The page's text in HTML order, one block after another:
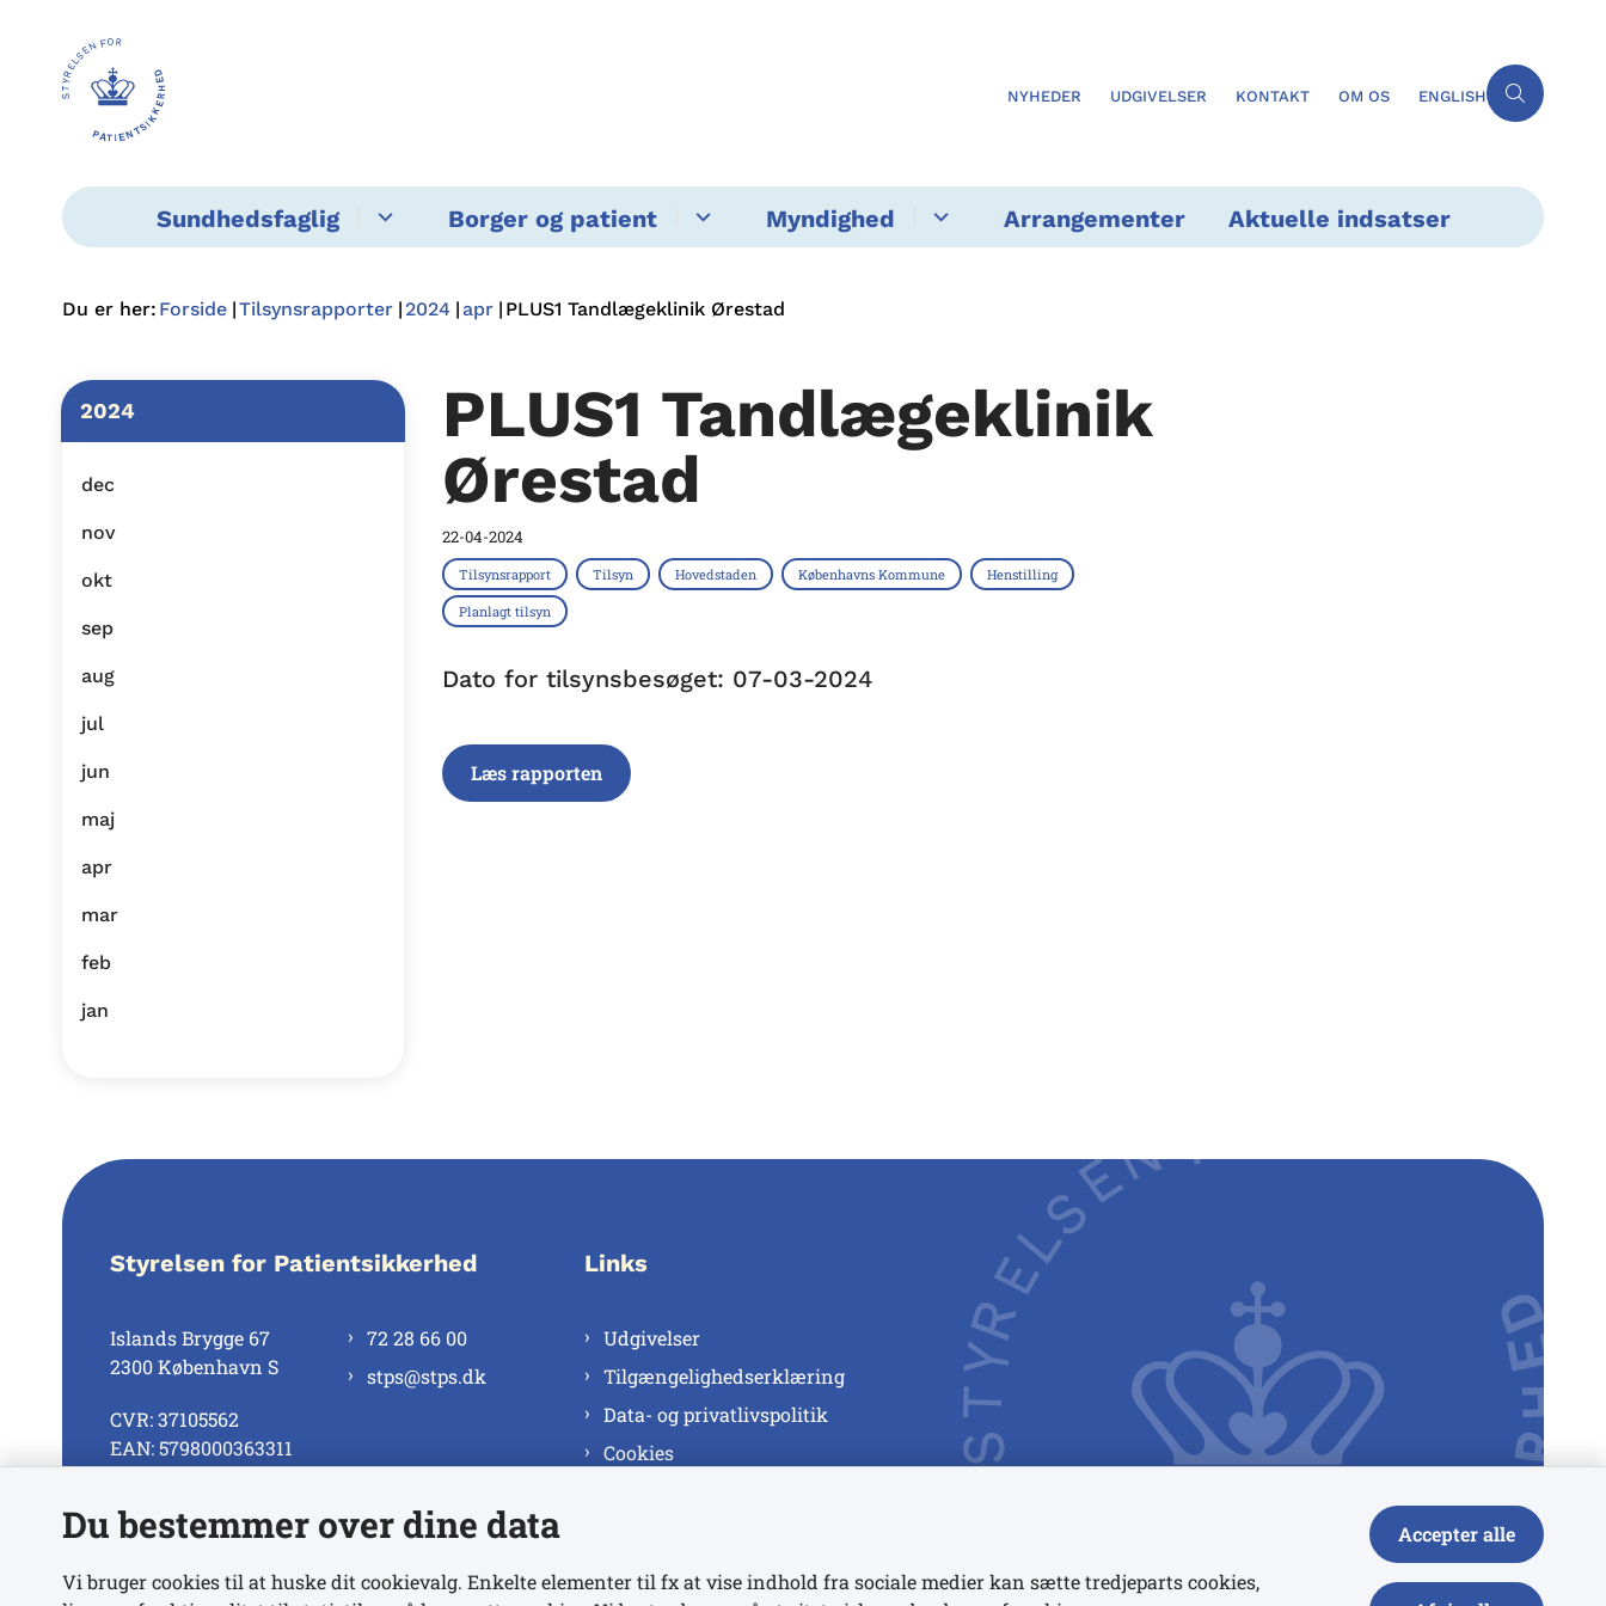
NYHEDER UDGIVELSER KONTAKT OM OS ENGLISH
Sundhedsfaglig Borger og patient Myndighed Arrangementer Aktuelle indsatser
Du er her: Forside Tilsynsrapporter 2024 apr PLUS1 Tandlægeklinik Ørestad
2024
dec
nov
okt
sep
aug
jul
jun
maj
apr
mar
feb
jan
PLUS1 Tandlægeklinik
Ørestad
22-04-2024
Tilsynsrapport Tilsyn Hovedstaden Københavns Kommune Henstilling
Planlagt tilsyn
Dato for tilsynsbesøget: 07-03-2024
Læs rapporten
Styrelsen for Patientsikkerhed
Islands Brygge 67
2300 København S
CVR: 37105562
EAN: 5798000363311
72 28 66 00
stps@stps.dk
Se alle kontaktnumre
Links
Udgivelser
Tilgængelighedserklæring
Data- og privatlivspolitik
Cookies
Du bestemmer over dine data
Vi bruger cookies til at huske dit cookievalg. Enkelte elementer til fx at vise indhold fra sociale medier kan sætte tredjeparts cookies,
Accepter alle